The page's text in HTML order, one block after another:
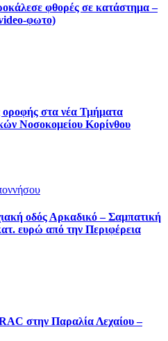
φθορές σε κατάστημα –
φωτο)
στα νέα Τμήματα
Νοσοκομείου Κορίνθου
οδός Αρκαδικό – Σαμπατική
ευρώ από την Περιφέρεια
στην Παραλία Λεχαίου –